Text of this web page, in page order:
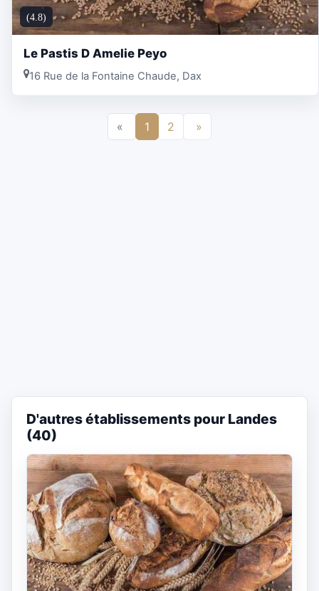
(4.8)
Le Pastis D Amelie Peyo
16 Rue de la Fontaine Chaude, Dax
« 1 2 »
D'autres établissements pour Landes
(40)